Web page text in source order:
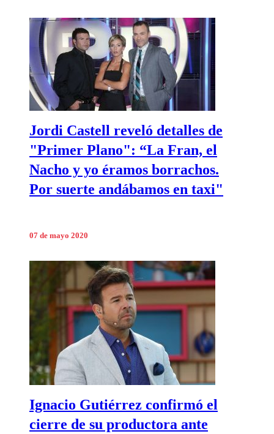
Jordi Castell reveló detalles de
"Primer Plano": “La Fran, el
Nacho y yo éramos borrachos.
Por suerte andábamos en taxi"
07 de mayo 2020
Ignacio Gutiérrez confirmó el
cierre de su productora ante